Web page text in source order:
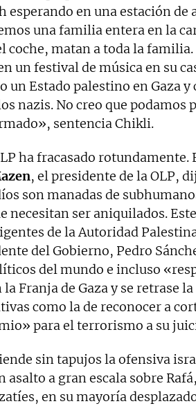
esperando en una estación de
una familia entera en la
coche, matan a toda la
un festival de música en su
un Estado palestino en Gaza
nazis. No creo que
sentencia Chikli.
ha fracasado rotundamente.
, el presidente de la OLP,
son manadas de
necesitan ser aniquilados.
de la Autoridad
del Gobierno, Pedro
del mundo e incluso
Franja de Gaza y se retrase
como la de reconocer a
para el terrorismo a su
sin tapujos la ofensiva
asalto a gran escala sobre
en su mayoría